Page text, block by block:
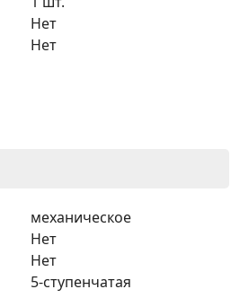
Нет
Нет
механическое
Нет
Нет
5-ступенчатая